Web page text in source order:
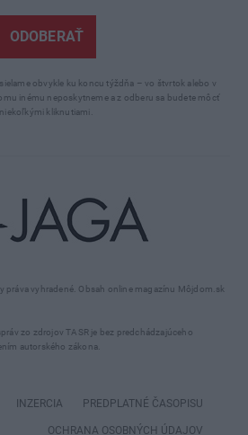
práva vyhradené. Obsah online magazínu Môjdom.sk
zo zdrojov TASR je bez predchádzajúceho
autorského zákona.
ODOBERAŤ
obvykle ku koncu týždňa – vo štvrtok alebo v
inému neposkytneme a z odberu sa budete môcť
kliknutiami.
INZERCIA PREDPLATNÉ ČASOPISU
OCHRANA OSOBNÝCH ÚDAJOV